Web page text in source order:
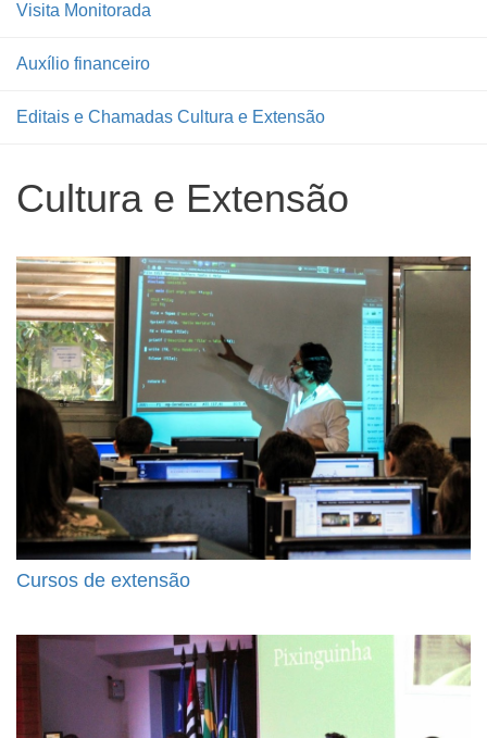
Visita Monitorada
Auxílio financeiro
Editais e Chamadas Cultura e Extensão
Cultura e Extensão
Cursos de extensão